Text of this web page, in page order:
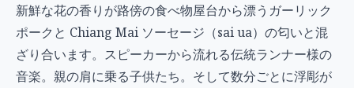
新鮮な花の香りが路傍の食べ物屋台から漂うガーリック
ポークと Chiang Mai ソーセージ（sai ua）の匂いと混
ざり合います。スピーカーから流れる伝統ランナー様の
音楽。親の肩に乗る子供たち。そして数分ごとに浮彫が